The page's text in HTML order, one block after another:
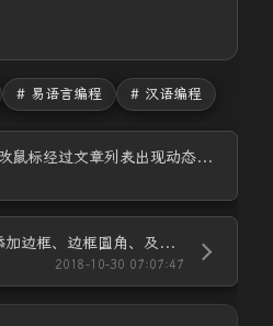
# 易语言编程 # 汉语编程
wordpress美化-修改鼠标经过文章列表出现动态虚框及圆角化
wordpress美化-缩略图添加边框、边框圆角、及阴影效果
2018-10-30 07:07:47